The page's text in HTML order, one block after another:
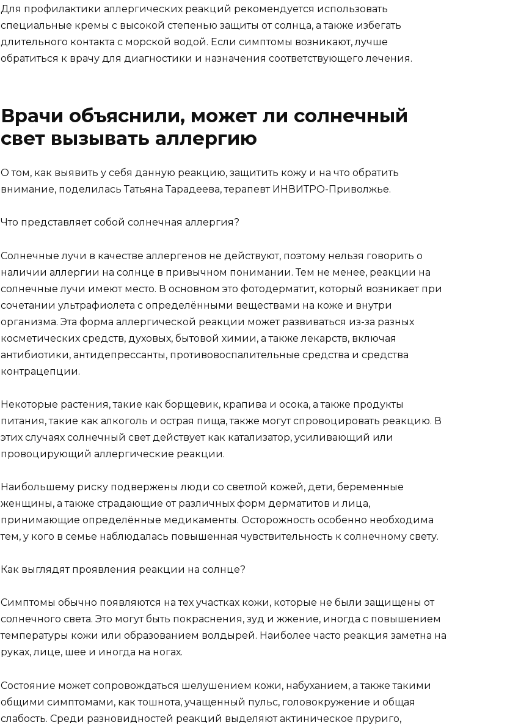
Для профилактики аллергических реакций рекомендуется использовать
специальные кремы с высокой степенью защиты от солнца, а также избегать
длительного контакта с морской водой. Если симптомы возникают, лучше
обратиться к врачу для диагностики и назначения соответствующего лечения.
Врачи объяснили, может ли солнечный
свет вызывать аллергию
О том, как выявить у себя данную реакцию, защитить кожу и на что обратить
внимание, поделилась Татьяна Тарадеева, терапевт ИНВИТРО-Приволжье.
Что представляет собой солнечная аллергия?
Солнечные лучи в качестве аллергенов не действуют, поэтому нельзя говорить о
наличии аллергии на солнце в привычном понимании. Тем не менее, реакции на
солнечные лучи имеют место. В основном это фотодерматит, который возникает при
сочетании ультрафиолета с определёнными веществами на коже и внутри
организма. Эта форма аллергической реакции может развиваться из-за разных
косметических средств, духовых, бытовой химии, а также лекарств, включая
антибиотики, антидепрессанты, противовоспалительные средства и средства
контрацепции.
Некоторые растения, такие как борщевик, крапива и осока, а также продукты
питания, такие как алкоголь и острая пища, также могут спровоцировать реакцию. В
этих случаях солнечный свет действует как катализатор, усиливающий или
провоцирующий аллергические реакции.
Наибольшему риску подвержены люди со светлой кожей, дети, беременные
женщины, а также страдающие от различных форм дерматитов и лица,
принимающие определённые медикаменты. Осторожность особенно необходима
тем, у кого в семье наблюдалась повышенная чувствительность к солнечному свету.
Как выглядят проявления реакции на солнце?
Симптомы обычно появляются на тех участках кожи, которые не были защищены от
солнечного света. Это могут быть покраснения, зуд и жжение, иногда с повышением
температуры кожи или образованием волдырей. Наиболее часто реакция заметна на
руках, лице, шее и иногда на ногах.
Состояние может сопровождаться шелушением кожи, набуханием, а также такими
общими симптомами, как тошнота, учащенный пульс, головокружение и общая
слабость. Среди разновидностей реакций выделяют актиническое пруриго,